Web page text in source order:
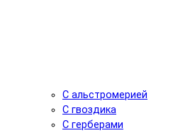
С альстромерией
С гвоздика
С герберами